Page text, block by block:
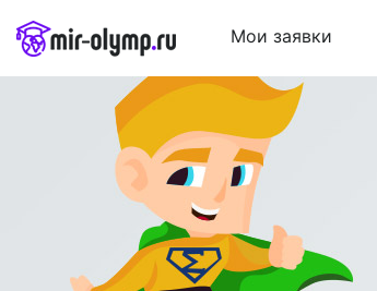
Мои заявки